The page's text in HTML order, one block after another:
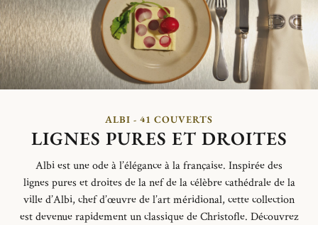
ALBI - 41 COUVERTS
LIGNES PURES ET DROITES
Albi est une ode à l’élégance à la française. Inspirée des
lignes pures etdroites de la nef de la célèbre cathédrale de la
ville d’Albi, chef d’œuvre de l’art méridional, cette collection
est devenuerapidement un classique de Christofle. Découvrez